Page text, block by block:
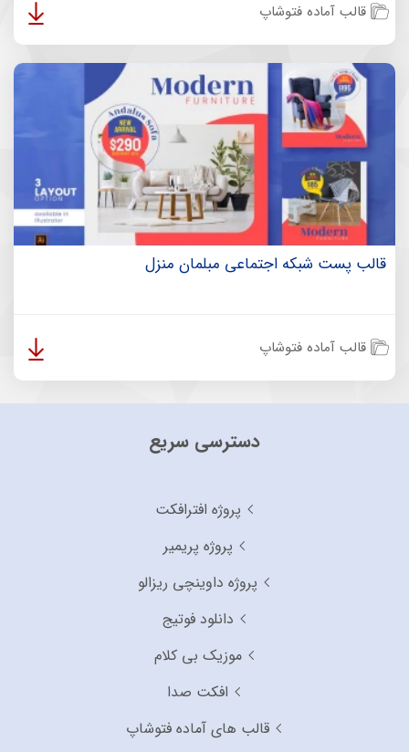
قالب آماده فتوشاپ
قالب پست شبکه اجتماعی مبلمان منزل
قالب آماده فتوشاپ
دسترسی سریع
پروژه افترافکت
پروژه پریمیر
پروژه داوینچی ریزالو
دانلود فوتیج
موزیک بی کلام
افکت صدا
قالب های آماده فتوشاپ